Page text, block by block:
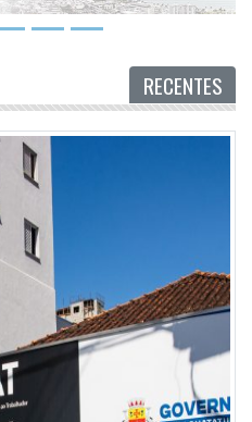
RECENTES